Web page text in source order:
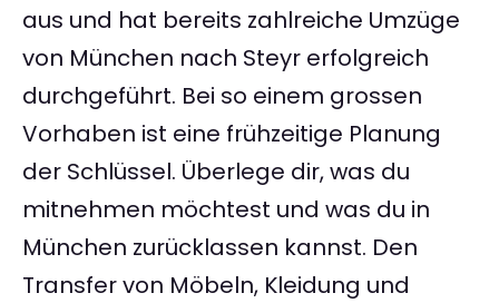
aus und hat bereits zahlreiche Umzüge
von München nach Steyr erfolgreich
durchgeführt. Bei so einem grossen
Vorhaben ist eine frühzeitige Planung
der Schlüssel. Überlege dir, was du
mitnehmen möchtest und was du in
München zurücklassen kannst. Den
Transfer von Möbeln, Kleidung und